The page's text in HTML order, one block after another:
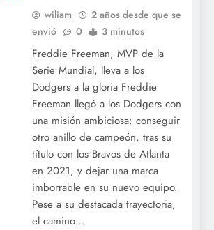
wiliam
2 años desde que se
envió
0 3 minutos
Freddie Freeman, MVP de la
Serie Mundial, lleva a los
Dodgers a la gloria Freddie
Freeman llegó a los Dodgers con
una misión ambiciosa: conseguir
otro anillo de campeón, tras su
título con los Bravos de Atlanta
en 2021, y dejar una marca
imborrable en su nuevo equipo.
Pese a su destacada trayectoria,
el camino…